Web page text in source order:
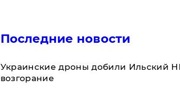
Последние новости
Украинские дроны добили Ильский
возгорание